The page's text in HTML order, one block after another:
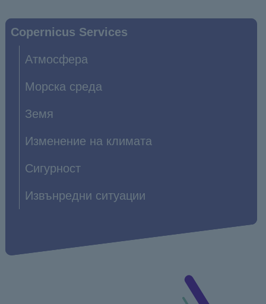
Main
navigation
Copernicus Services
Атмосфера
Морска среда
Земя
Изменение на климата
Сигурност
Извънредни ситуации